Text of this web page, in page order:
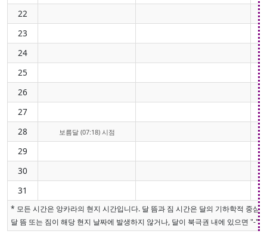
22
23
24
25
26
27
28
보름달 (07:18) 시점
29
30
31
* 모든 시간은 앙카라의 현지 시간입니다. 달 뜸과 짐 시간은 달의 기하학적 중심
달 뜸 또는 짐이 해당 현지 날짜에 발생하지 않거나, 달이 북극권 내에 있으면 "-"